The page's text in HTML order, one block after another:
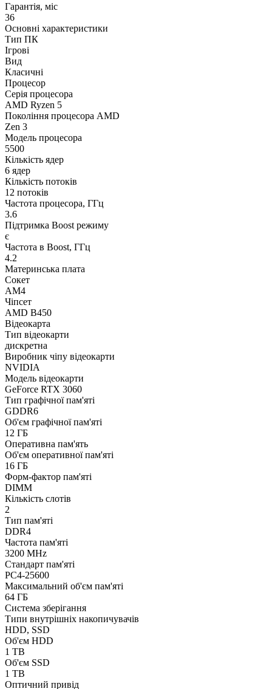
Гарантія, міс
36
Основні характеристики
Тип ПК
Ігрові
Вид
Класичні
Процесор
Серія процесора
AMD Ryzen 5
Покоління процесора AMD
Zen 3
Модель процесора
5500
Кількість ядер
6 ядер
Кількість потоків
12 потоків
Частота процесора, ГГц
3.6
Підтримка Boost режиму
є
Частота в Boost, ГГц
4.2
Материнська плата
Сокет
AM4
Чіпсет
AMD B450
Відеокарта
Тип відеокарти
дискретна
Виробник чіпу відеокарти
NVIDIA
Модель відеокарти
GeForce RTX 3060
Тип графічної пам'яті
GDDR6
Об'єм графічної пам'яті
12 ГБ
Оперативна пам'ять
Об'єм оперативної пам'яті
16 ГБ
Форм-фактор пам'яті
DIMM
Кількість слотів
2
Тип пам'яті
DDR4
Частота пам'яті
3200 MHz
Стандарт пам'яті
PC4-25600
Максимальний об'єм пам'яті
64 ГБ
Система зберігання
Типи внутрішніх накопичувачів
HDD, SSD
Об'єм HDD
1 TB
Об'єм SSD
1 TB
Оптичний привід